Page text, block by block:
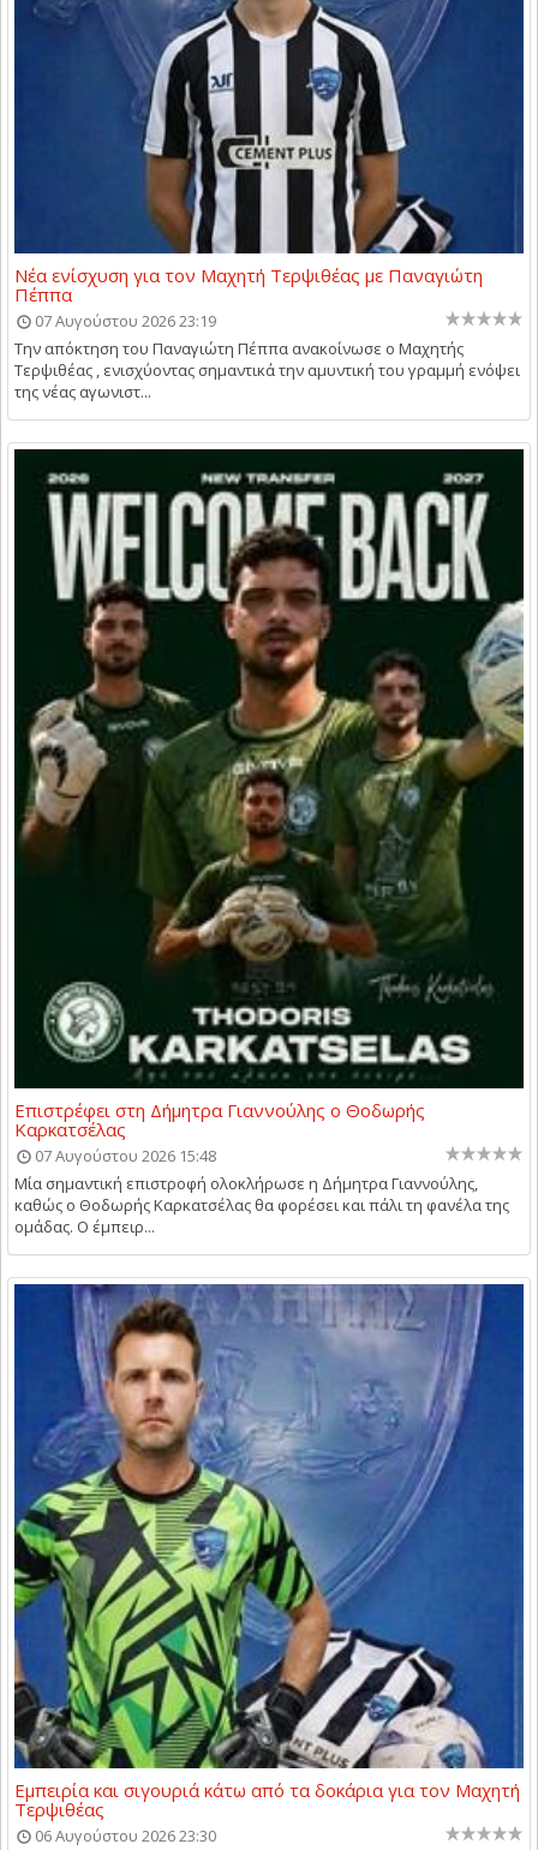
Νέα ενίσχυση για τον Μαχητή Τερψιθέας με Παναγιώτη
Πέππα
07 Αυγούστου 2026 23:19
Την απόκτηση του Παναγιώτη Πέππα ανακοίνωσε ο Μαχητής
Τερψιθέας , ενισχύοντας σημαντικά την αμυντική του γραμμή ενόψει
της νέας αγωνιστ...
Επιστρέφει στη Δήμητρα Γιαννούλης ο Θοδωρής
Καρκατσέλας
07 Αυγούστου 2026 15:48
Μία σημαντική επιστροφή ολοκλήρωσε η Δήμητρα Γιαννούλης,
καθώς ο Θοδωρής Καρκατσέλας θα φορέσει και πάλι τη φανέλα της
ομάδας. Ο έμπειρ...
Εμπειρία και σιγουριά κάτω από τα δοκάρια για τον Μαχητή
Τερψιθέας
06 Αυγούστου 2026 23:30